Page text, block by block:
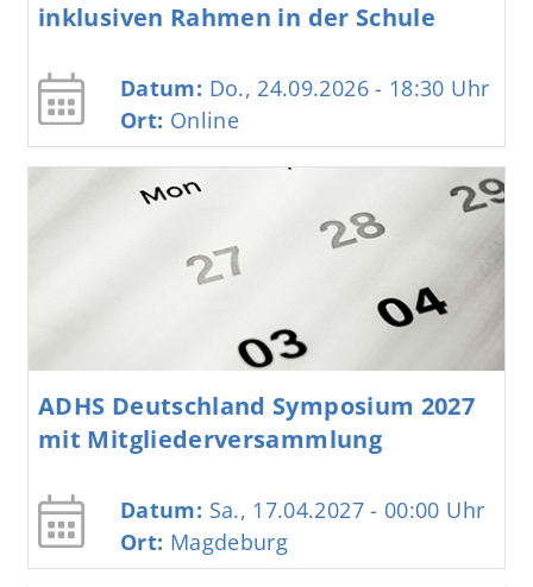
inklusiven Rahmen in der Schule
Datum: Do., 24.09.2026 - 18:30 Uhr
Ort: Online
ADHS Deutschland Symposium 2027
mit Mitgliederversammlung
Datum: Sa., 17.04.2027 - 00:00 Uhr
Ort: Magdeburg